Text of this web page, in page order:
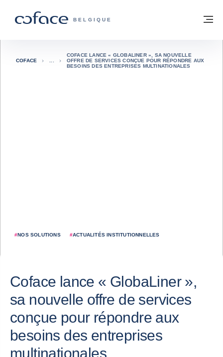
COFACE, FOR TRADE - PAGE
BELGIQUE
Retour à la page d'accueil
#NOS SOLUTIONS #ACTUALITÉS INSTITUTIONNELLES
COFACE
COFACE LANCE « GLOBALINER », SA NOUVELLE
OFFRE DE SERVICES CONÇUE POUR RÉPONDRE AUX
BESOINS DES ENTREPRISES MULTINATIONALES
Coface lance « GlobaLiner »,
sa nouvelle offre de services
conçue pour répondre aux
besoins des entreprises
multinationales